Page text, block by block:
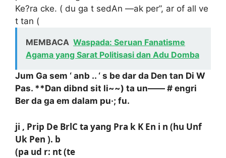
Ke?ra cke. ( du ga t sedAn —ak per”, ar of all ve
t tan (
MEMBACA Waspada: Seruan Fanatisme
Agama yang Sarat Politisasi dan Adu Domba
Jum Ga sem ‘ anb .. ‘ s be dar da Den tan Di W
Pas. **Dan dibnd sit li~~) ta un—— # engri
Ber da ga em dalam pu·; fu.
ji , Prip De BrlC ta yang Pra k K En i n (hu Unf
Uk Pen ). b
(pa ud r: nt (te